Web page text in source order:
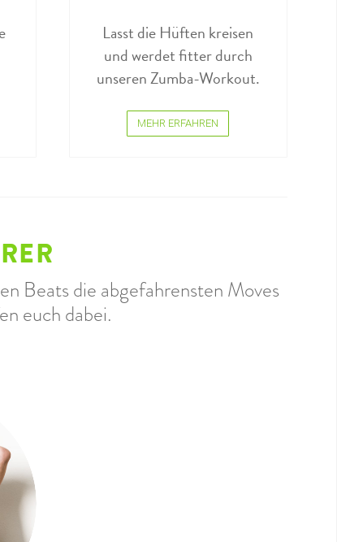
Lasst die Hüften kreisen
und werdet fitter durch
unseren Zumba-Workout.
MEHR ERFAHREN
Beats die abgefahrensten Moves
euch dabei.